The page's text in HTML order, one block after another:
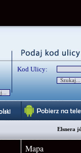
Kod Ulicy:
Elsnera
Mapa